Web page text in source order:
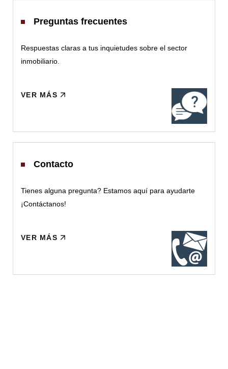
Preguntas frecuentes
Respuestas claras a tus inquietudes sobre el sector
inmobiliario.
VER MÁS
Contacto
Tienes alguna pregunta? Estamos aquí para ayudarte
¡Contáctanos!
VER MÁS